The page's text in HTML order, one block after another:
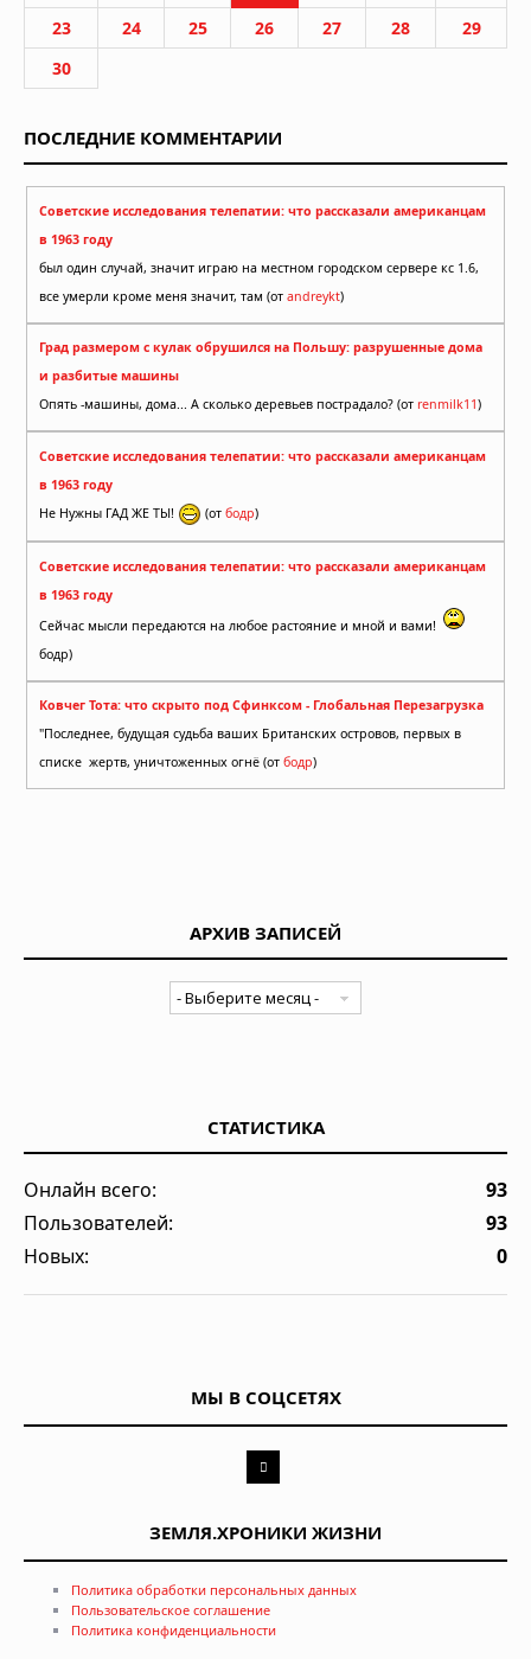
23
24 25 26 27 28
29
30
ПОСЛЕДНИЕ КОММЕНТАРИИ
Советские исследования телепатии: что рассказали американцам
в 1963 году
был один случай, значит играю на местном городском сервере кс 1.6,
все умерли кроме меня значит, там (от andreykt)
Град размером с кулак обрушился на Польшу: разрушенные дома
и разбитые машины
Опять -машины, дома... А сколько деревьев пострадало? (от renmilk11)
Советские исследования телепатии: что рассказали американцам
в 1963 году
Не Нужны ГАД ЖЕ ТЫ!
(от бодр)
Советские исследования телепатии: что рассказали американцам
в 1963 году
Сейчас мысли передаются на любое растояние и мной и вами!
бодр)
Ковчег Тота: что скрыто под Сфинксом - Глобальная Перезагрузка
"Последнее, будущая судьба ваших Британских островов, первых в
списке жертв, уничтоженных огнё (от бодр)
АРХИВ ЗАПИСЕЙ
СТАТИСТИКА
Онлайн всего:
93
Пользователей:
93
Новых:
0
МЫ В СОЦСЕТЯХ
ЗЕМЛЯ.ХРОНИКИ ЖИЗНИ
Политика обработки персональных данных
Пользовательское соглашение
Политика конфиденциальности